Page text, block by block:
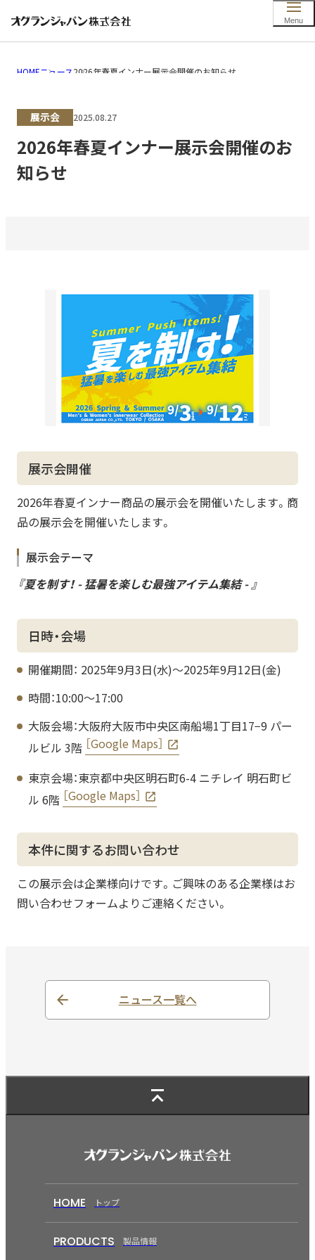
HOMEニュース2026年春夏インナー展示会開催のお知らせ
展示会 2025.08.27
2026年春夏インナー展示会開催のお
知らせ
展示会開催
2026年春夏インナー商品の展示会を開催いたします。商
品の展示会を開催いたします。
展示会テーマ
『夏を制す！ - 猛暑を楽しむ最強アイテム集結 - 』
日時・会場
開催期間： 2025年9月3日(水)～2025年9月12日(金)
時間：10:00～17:00
大阪会場：大阪府大阪市中央区南船場1丁目17−9 パー
ルビル 3階 ［Google Maps］
東京会場：東京都中央区明石町6-4 ニチレイ 明石町ビ
ル 6階 ［Google Maps］
本件に関するお問い合わせ
この展示会は企業様向けです。ご興味のある企業様はお
問い合わせフォームよりご連絡ください。
ニュース一覧へ
HOME トップ
PRODUCTS 製品情報